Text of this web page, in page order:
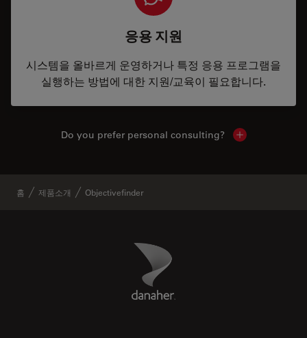
응용 지원
시스템을 올바르게 운영하거나 특정 응용 프로그램을
실행하는 방법에 대한 지원/교육이 필요합니다.
Do you prefer personal consulting? Show local
홈 제품소개 Objectivefinder
Danaher Logo